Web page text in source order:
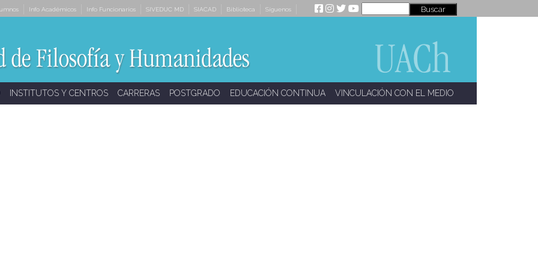
Info Académicos Info Funcionarios SIVEDUC MD SIACAD Biblioteca Síguenos
INSTITUTOS Y CENTROS CARRERAS POSTGRADO EDUCACIÓN CONTINUA VINCULACIÓN CON EL MEDIO